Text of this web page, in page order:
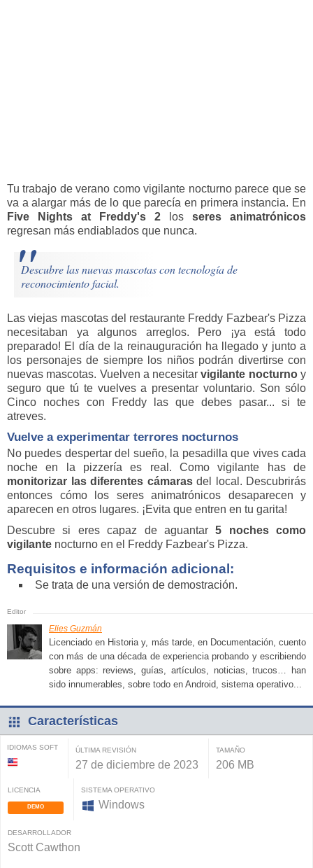
Tu trabajo de verano como vigilante nocturno parece que se
va a alargar más de lo que parecía en primera instancia. En
Five Nights at Freddy's 2 los seres animatrónicos
regresan más endiablados que nunca.
Descubre las nuevas mascotas con tecnología de
reconocimiento facial.
Las viejas mascotas del restaurante Freddy Fazbear's Pizza
necesitaban ya algunos arreglos. Pero ¡ya está todo
preparado! El día de la reinauguración ha llegado y junto a
los personajes de siempre los niños podrán divertirse con
nuevas mascotas. Vuelven a necesitarvigilante nocturnoy
seguro que tú te vuelves a presentar voluntario. Son sólo
Cinco noches con Freddy las que debes pasar... si te
atreves.
Vuelve a experimentar terrores nocturnos
No puedes despertar del sueño, la pesadilla que vives cada
noche en la pizzería es real. Como vigilante has de
monitorizar las diferentes cámarasdel local. Descubrirás
entonces cómo los seres animatrónicos desaparecen y
aparecen en otros lugares. ¡Evita que entren en tu garita!
Descubre si eres capaz de aguantar5 noches como
vigilante nocturno en el Freddy Fazbear's Pizza.
Requisitos e información adicional:
Se trata de una versión de demostración.
Elies Guzmán
Licenciado en Historia y, más tarde, en Documentación, cuento
con más de una década de experiencia probando y escribiendo
sobre apps: reviews, guías, artículos, noticias, trucos… han
sido innumerables, sobre todo en Android, sistema operativo...
Características
IDIOMAS SOFT ÚLTIMA REVISIÓN
27 de diciembre de 2023
TAMAÑO
206 MB
LICENCIA
DEMO
SISTEMA OPERATIVO
Windows
DESARROLLADOR
Scott Cawthon